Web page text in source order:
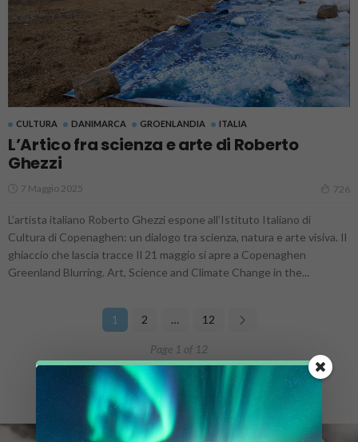
CULTURA DANIMARCA GROENLANDIA ITALIA
L’Artico fra scienza e arte di Roberto
Ghezzi
7 Maggio 2025 726
L’artista italiano Roberto Ghezzi espone all’Istituto Italiano di
Cultura di Copenaghen: un dialogo tra scienza, natura e arte visiva. Il
ghiaccio che lascia tracce Il 21 maggio si apre a Copenaghen
Greenland Blurring. Art, Science and Climate Change in the...
1 2 … 12
Page 1 of 12